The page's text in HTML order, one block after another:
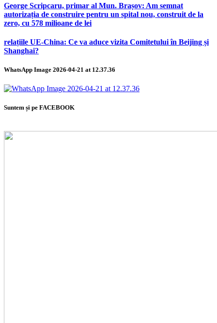
George Scripcaru, primar al Mun. Brașov: Am semnat
autorizația de construire pentru un spital nou, construit de la
zero, cu 578 milioane de lei
relațiile UE-China: Ce va aduce vizita Comitetului în Beijing și
Shanghai?
WhatsApp Image 2026-04-21 at 12.37.36
Suntem și pe FACEBOOK